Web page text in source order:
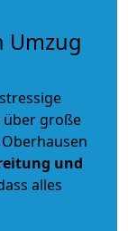
Umzug
über große
und
alles